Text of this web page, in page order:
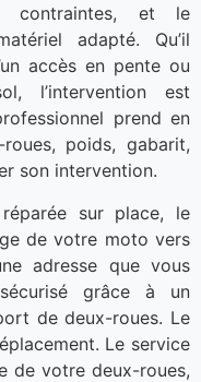
contraintes, et le
adapté. Qu’il
accès en pente ou
l’intervention est
prend en
poids, gabarit,
son intervention.
sur place, le
de votre moto vers
adresse que vous
sécurisé grâce à un
de deux-roues. Le
Le service
de votre deux-roues,